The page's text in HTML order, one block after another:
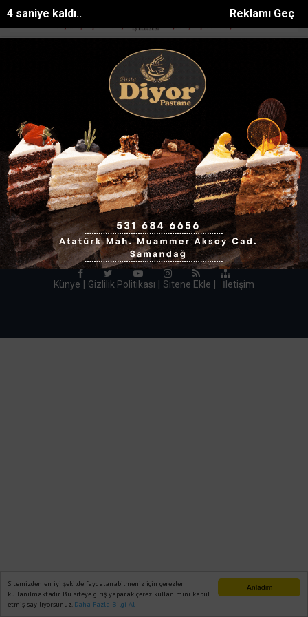
Anladım
Sitemizden en iyi şekilde faydalanabilmeniz için çerezler
kullanılmaktadır. Bu siteye giriş yaparak çerez kullanımını kabul
etmiş sayılıyorsunuz. Daha Fazla Bilgi Al
Reklamı Geç
4 saniye kaldı..
Eyüp Can davası sürüyor Manavgat Belediyesinden yaylalara
Mhp Antakyadan Is Insani Demirkola
Ziyaret Haberleri
Aradığınız haber bulunamadı!
HATAY INTERNET TV 2014-2020
Onemsoft |Haber Yazılımı
Künye
Gizlilik Politikası Sitene Ekle İletişim
Ana Sayfa Web TV